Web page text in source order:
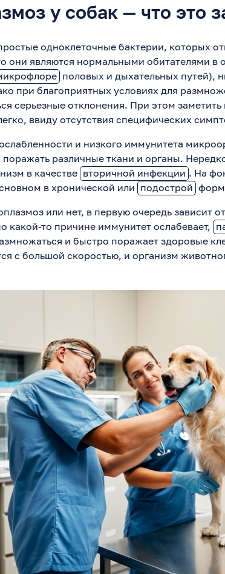
у собак — что это
одноклеточные бактерии, которых
они являются нормальными обитателями в
половых и дыхательных путей),
при благоприятных условиях для
серьезные отклонения. При этом
ввиду отсутствия специфических
и низкого иммунитета
различные ткани и органы.
в качестве вторичной инфекции . На
в хронической или подострой
или нет, в первую очередь зависит
какой-то причине иммунитет ослабевает,
и быстро поражает здоровые
с большой скоростью, и организм